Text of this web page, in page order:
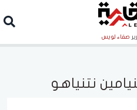
صفاء لويس
نتنياهو